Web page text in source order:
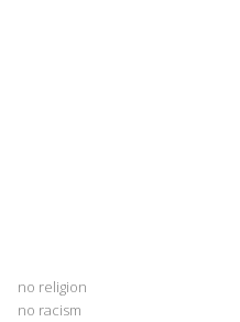
no religion
no racism